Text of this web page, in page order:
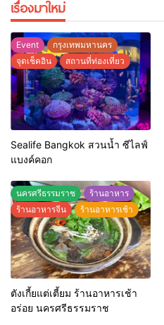
เรื่องมาใหม่
Event
กรุงเทพมหานคร
จุดเช็คอิน
สถานที่ท่องเที่ยว
Sealife Bangkok สวนน้ำ ซีไลฟ์
แบงค์คอก
นครศรีธรรมราช
ร้านอาหาร
ร้านอาหารจีน
ร้านอาหารเช้า
ตังเกี้ยแต่เตี้ยม ร้านอาหารเช้า
อร่อย นครศรีธรรมราช